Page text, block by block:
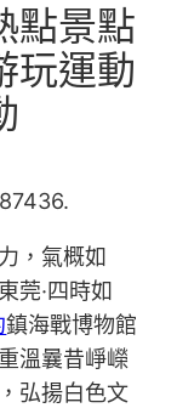
點景點
玩運動
，氣概如
莞·四時如
鎮海戰博物館
溫曩昔崢嶸
弘揚白色文